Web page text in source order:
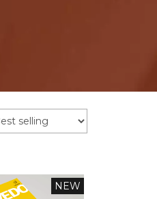
NEW